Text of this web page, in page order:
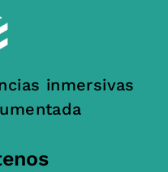
inmersivas